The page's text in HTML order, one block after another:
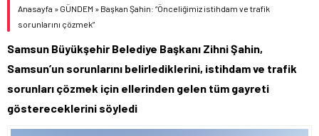
Anasayfa » GÜNDEM » Başkan Şahin: “Önceliğimiz istihdam ve trafik
sorunlarını çözmek”
Samsun Büyükşehir Belediye Başkanı Zihni Şahin,
Samsun’un sorunlarını belirlediklerini, istihdam ve trafik
sorunları çözmek için ellerinden gelen tüm gayreti
göstereceklerini söyledi